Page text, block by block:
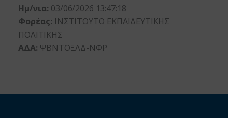
Ημ/νια: 03/06/2026 13:47:18
Φορέας: ΙΝΣΤΙΤΟΥΤΟ ΕΚΠΑΙΔΕΥΤΙΚΗΣ
ΠΟΛΙΤΙΚΗΣ
ΑΔΑ: ΨΒΝΤΟΞΛΔ-ΝΦΡ